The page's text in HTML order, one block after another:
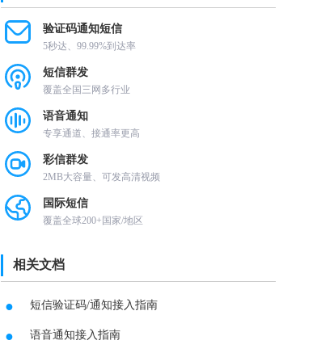
验证码通知短信
5秒达、99.99%到达率
短信群发
覆盖全国三网多行业
语音通知
专享通道、接通率更高
彩信群发
2MB大容量、可发高清视频
国际短信
覆盖全球200+国家/地区
相关文档
● 短信验证码/通知接入指南
● 语音通知接入指南